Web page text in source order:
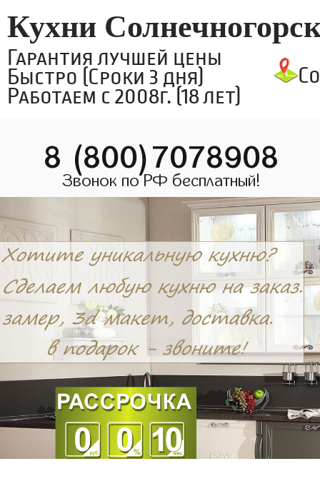
Кухни
Гарантия лучшей цены
Быстро (Сроки 3 дня)
Работаем с 2008г. (18 лет)
8 (800)7078908
Звонок по РФ бесплатный!